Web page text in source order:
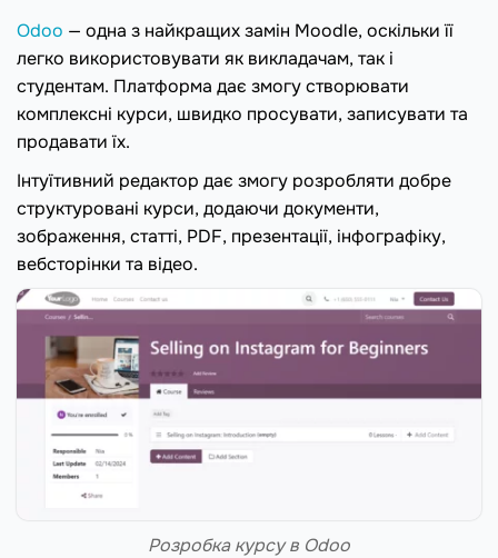
Odoo — одна з найкращих замін Moodle, оскільки її
легко використовувати як викладачам, так і
студентам. Платформа дає змогу створювати
комплексні курси, швидко просувати, записувати та
продавати їх.
Інтуїтивний редактор дає змогу розробляти добре
структуровані курси, додаючи документи,
зображення, статті, PDF, презентації, інфографіку,
вебсторінки та відео.
Розробка курсу в Odoo